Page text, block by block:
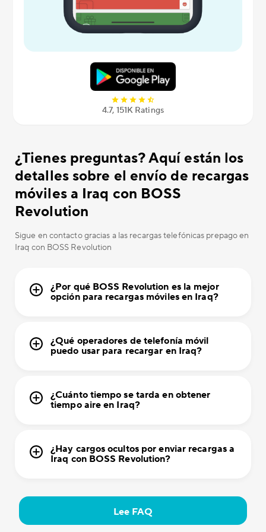
4.7, 151K Ratings
¿Tienes preguntas? Aquí están los
detalles sobre el envío de recargas
móviles a Iraq con BOSS
Revolution
Sigue en contacto gracias a las recargas telefónicas prepago en
Iraq con BOSS Revolution
¿Por qué BOSS Revolution es la mejor
opción para recargas móviles en Iraq?
¿Qué operadores de telefonía móvil
puedo usar para recargar en Iraq?
¿Cuánto tiempo se tarda en obtener
tiempo aire en Iraq?
¿Hay cargos ocultos por enviar recargas a
Iraq con BOSS Revolution?
Lee FAQ